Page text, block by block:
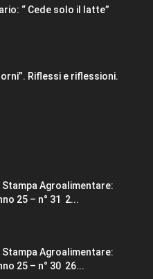
“ Cede solo il latte”
Riflessi e riflessioni.
Stampa Agroalimentare:
25 – n° 31 2...
Stampa Agroalimentare:
25 – n° 30 26...